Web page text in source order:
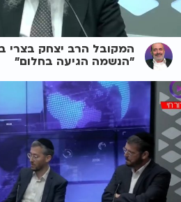
המקובל הרב יצחק בצרי
"הנשמה הגיעה בחלום"